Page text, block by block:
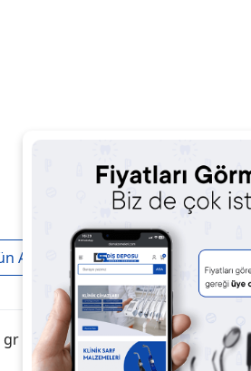
Açıklaması Taksit / Ödeme
gr